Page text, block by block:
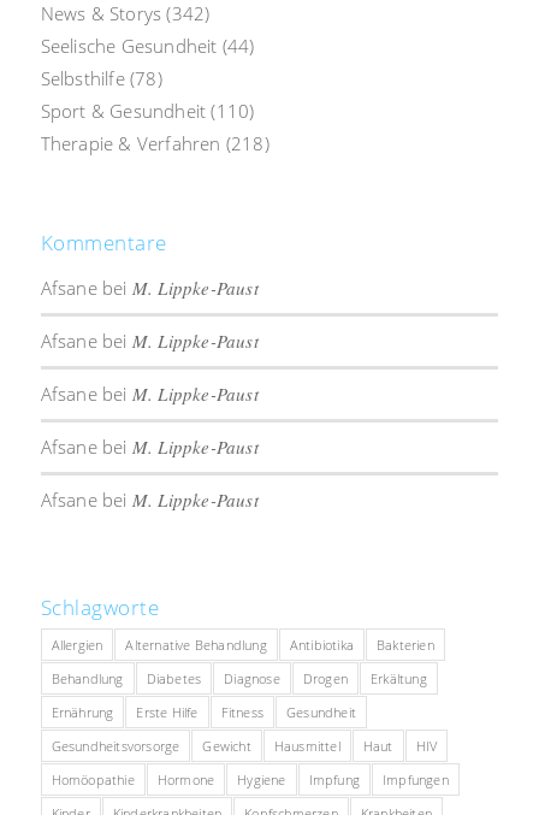
News & Storys (342)
Seelische Gesundheit (44)
Selbsthilfe(78)
Sport & Gesundheit (110)
Therapie & Verfahren (218)
Kommentare
Afsanebei M. Lippke-Paust
Afsanebei M. Lippke-Paust
Afsanebei M. Lippke-Paust
Afsanebei M. Lippke-Paust
Afsanebei M. Lippke-Paust
Schlagworte
Allergien Alternative Behandlung Antibiotika
Bakterien
Behandlung
Diabetes Diagnose Drogen
Erkältung
Ernährung
Erste Hilfe Fitness
Gesundheit
Gesundheitsvorsorge
Gewicht Hausmittel Haut
HIV
Homöopathie
Hormone Hygiene Impfung
Impfungen